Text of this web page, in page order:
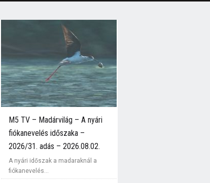
hagyományai – 2026/30. adás –
2026-07-26
M5 TV – Erdők ölelésében – a
Gesztesi Várnál jártunk –
2026/30. adás – 2026.07.26.
2026-07-26
M5 TV – Madárvilág – A nyári
fiókanevelés időszaka –
2026/31. adás – 2026.08.02.
A nyári időszak a madaraknál a
fiókanevelés...